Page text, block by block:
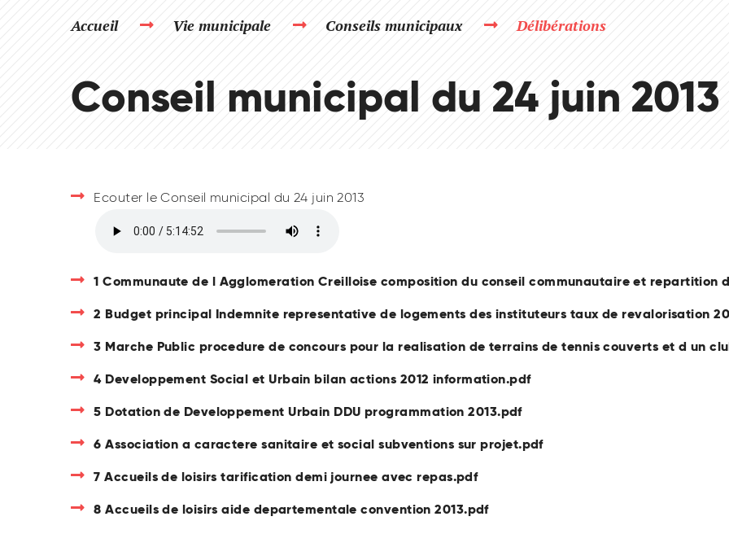
Accueil Vie municipale Conseils municipaux Délibérations
Conseil municipal du 24 juin 2013
Ecouter le Conseil municipal du 24 juin 2013
1 Communaute de l Agglomeration Creilloise composition du conseil communautaire et repartition
2 Budget principal Indemnite representative de logements des instituteurs taux de revalorisation
3 Marche Public procedure de concours pour la realisation de terrains de tennis couverts et d un
4 Developpement Social et Urbain bilan actions 2012 information.pdf
5 Dotation de Developpement Urbain DDU programmation 2013.pdf
6 Association a caractere sanitaire et social subventions sur projet.pdf
7 Accueils de loisirs tarification demi journee avec repas.pdf
8 Accueils de loisirs aide departementale convention 2013.pdf